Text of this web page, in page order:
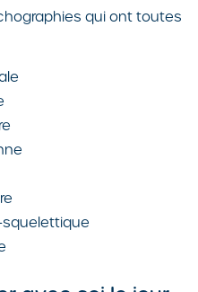
qui ont toutes
squelettique